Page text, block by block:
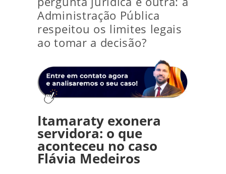
Administração Pública
respeitou os limites legais
ao tomar a decisão?
Itamaraty exonera
servidora: o que
aconteceu no caso
Flávia Medeiros